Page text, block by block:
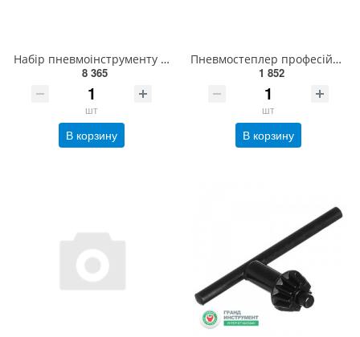
Набір пневмоінструменту 1/2" 20ед. (KAAA1660B) TOPTUL GDAI2002E
8 365
шт
В корзину
Пневмостеплер професійний під скобу (12.7;0.65*0.95;6-16) AIRKRAFT 21PRO
1 852
шт
В корзину